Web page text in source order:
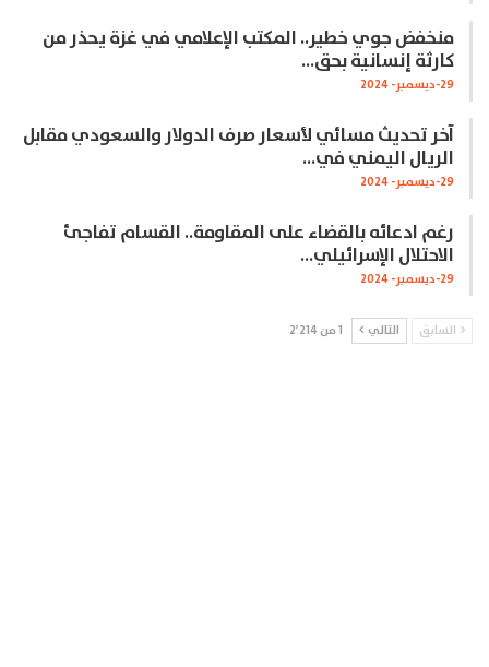
منخفض جوي خطير.. المكتب الإعلامي في غزة يحذر من
كارثة إنسانية بحق…
29-ديسمبر- 2024
آخر تحديث مسائي لأسعار صرف الدولار والسعودي مقابل
الريال اليمني في…
29-ديسمبر- 2024
رغم ادعائه بالقضاء على المقاومة.. القسام تفاجئ
الاحتلال الإسرائيلي…
29-ديسمبر- 2024
السابق التالي 1 من 2٬214